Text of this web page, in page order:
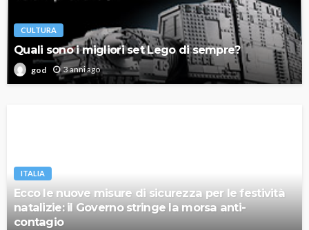
CULTURA
Quali sono i migliori set Lego di sempre?
god 3 anni ago
ITALIA
Ecco le nuove misure di sicurezza per le festività
natalizie: il Governo stringe la morsa anti-
contagio